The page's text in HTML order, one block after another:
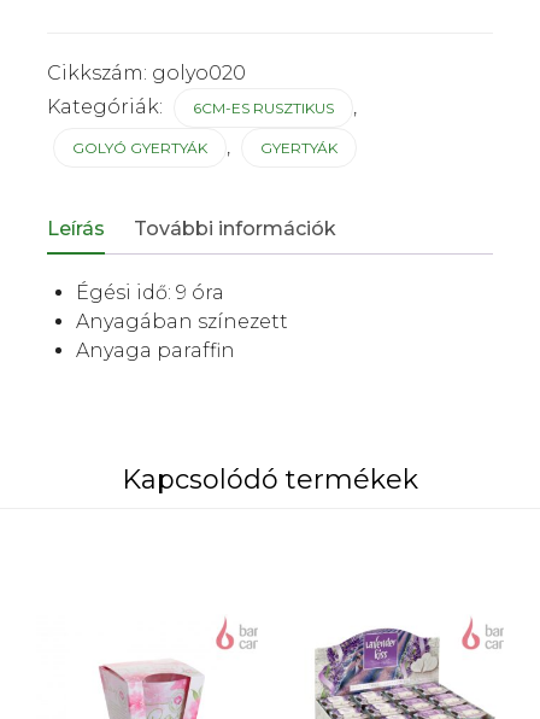
Cikkszám: golyo020
Kategóriák:
6CM-ES RUSZTIKUS ,
GOLYÓ GYERTYÁK , GYERTYÁK
Leírás További információk
Égési idő: 9 óra
Anyagában színezett
Anyaga paraffin
Kapcsolódó termékek